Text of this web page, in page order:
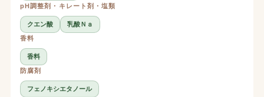
pH調整剤・キレート剤・塩類
クエン酸
乳酸Ｎａ
香料
香料
防腐剤
フェノキシエタノール